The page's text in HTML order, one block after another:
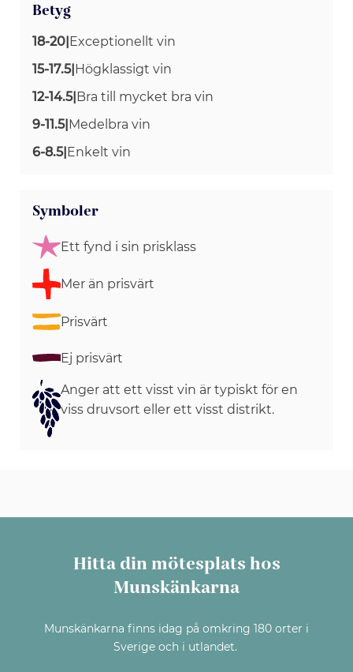
Betyg
18-20 Exceptionellt vin
15-17.5| Högklassigt vin
12-14.5| Bra till mycket bra vin
9-11.5| Medelbra vin
6-8.5| Enkelt vin
Symboler
Ett fynd i sin prisklass
Mer än prisvärt
Prisvärt
Ej prisvärt
Anger att ett visst vin är typiskt för en
viss druvsort eller ett visst distrikt.
Hitta din mötesplats hos
Munskänkarna
Munskänkarna finns idag på omkring 180 orter i
Sverige och i utlandet.